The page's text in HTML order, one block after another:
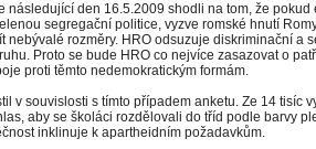
následující den 16.5.2009 shodli na tom, že pokud
segregační politice, vyzve romské hnutí
nebývalé rozměry. HRO odsuzuje diskriminační a
Proto se bude HRO co nejvíce zasazovat o
proti těmto nedemokratickým formám.
v souvislosti s tímto případem anketu. Ze 14 tisíc
aby se školáci rozdělovali do tříd podle barvy
inklinuje k apartheidním požadavkům.